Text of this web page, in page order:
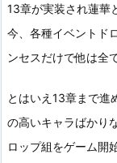
13章が実装され蓮華
今、各種イベントド
ンセスだけで他は全
とはいえ13章まで進
の高いキャラばかり
ロップ組をゲーム開